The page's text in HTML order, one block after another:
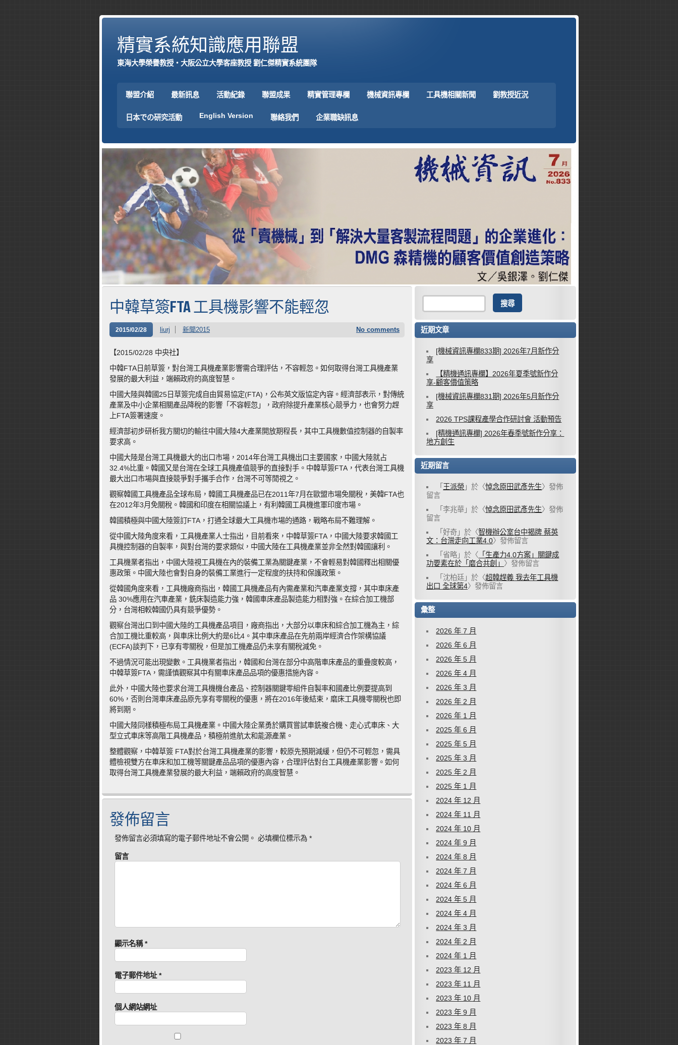
精實系統知識應用聯盟
東海大學榮譽教授‧大阪公立大學客座教授 劉仁傑精實系統團隊
聯盟介紹 最新訊息 活動紀錄 聯盟成果 精實管理專欄 機械資訊專欄 工具機相關新聞 劉教授近況
日本での研究活動 English Version 聯絡我們 企業職缺訊息
中韓草簽FTA 工具機影響不能輕忽
2015/02/28 liurj 新聞2015 No comments
【2015/02/28 中央社】
中韓FTA日前草簽，對台灣工具機產業影響需合理評估，不容輕忽。如何取得台灣工具機產業
發展的最大利益，端賴政府的高度智慧。
中國大陸與韓國25日草簽完成自由貿易協定(FTA)，公布英文版協定內容。經濟部表示，對傳統
產業及中小企業相關產品降稅的影響「不容輕忽」，政府除提升產業核心競爭力，也會努力趕
上FTA簽署速度。
經濟部初步研析我方關切的輸往中國大陸4大產業開放期程長，其中工具機數值控制器的自製率
要求高。
中國大陸是台灣工具機最大的出口市場，2014年台灣工具機出口主要國家，中國大陸就占
32.4%比重。韓國又是台灣在全球工具機產值競爭的直接對手。中韓草簽FTA，代表台灣工具機
最大出口市場與直接競爭對手攜手合作，台灣不可等閒視之。
觀察韓國工具機產品全球布局，韓國工具機產品已在2011年7月在歐盟市場免關稅，美韓FTA也
在2012年3月免關稅。韓國和印度在相關協議上，有利韓國工具機進軍印度市場。
韓國積極與中國大陸簽訂FTA，打通全球最大工具機市場的通路，戰略布局不難理解。
從中國大陸角度來看，工具機產業人士指出，目前看來，中韓草簽FTA，中國大陸要求韓國工
具機控制器的自製率，與對台灣的要求類似，中國大陸在工具機產業並非全然對韓國讓利。
工具機業者指出，中國大陸視工具機在內的裝備工業為關鍵產業，不會輕易對韓國釋出相關優
惠政策。中國大陸也會對自身的裝備工業進行一定程度的扶持和保護政策。
從韓國角度來看，工具機廠商指出，韓國工具機產品有內需產業和汽車產業支撐，其中車床產
品 30%應用在汽車產業，銑床製造能力強，韓國車床產品製造能力相對強。在綜合加工機部
分，台灣相較韓國仍具有競爭優勢。
觀察台灣出口到中國大陸的工具機產品項目，廠商指出，大部分以車床和綜合加工機為主，綜
合加工機比重較高，與車床比例大約是6比4。其中車床產品在先前兩岸經濟合作架構協議
(ECFA)談判下，已享有零關稅，但是加工機產品仍未享有關稅減免。
不過情況可能出現變數。工具機業者指出，韓國和台灣在部分中高階車床產品的重疊度較高，
中韓草簽FTA，需謹慎觀察其中有關車床產品品項的優惠措施內容。
此外，中國大陸也要求台灣工具機機台產品、控制器關鍵零組件自製率和國產比例要提高到
60%，否則台灣車床產品原先享有零關稅的優惠，將在2016年後結束，磨床工具機零關稅也即
將到期。
中國大陸同樣積極布局工具機產業。中國大陸企業勇於購買嘗試車銑複合機、走心式車床、大
型立式車床等高階工具機產品，積極前進航太和能源產業。
整體觀察，中韓草簽 FTA對於台灣工具機產業的影響，較原先預期減緩，但仍不可輕忽，需具
體檢視雙方在車床和加工機等關鍵產品品項的優惠內容，合理評估對台工具機產業影響。如何
取得台灣工具機產業發展的最大利益，端賴政府的高度智慧。
發佈留言
發佈留言必須填寫的電子郵件地址不會公開。 必填欄位標示為 *
留言
顯示名稱*
電子郵件地址*
個人網站網址
近期文章
[機械資訊專欄833期] 2026年7月新作分
享
【精機通訊專欄】2026年夏季號新作分
享-顧客價值策略
[機械資訊專欄831期] 2026年5月新作分
享
2026 TPS課程產學合作研討會 活動預告
[精機通訊專欄] 2026年春季號新作分享：
地方創生
近期留言
「 王派榮 」於〈悼念原田武彥先生〉發佈
留言
「李兆華 」於〈悼念原田武彥先生〉發佈
留言
「好奇 」於〈智機辦公室台中揭牌 蔡英
文：台灣走向工業4.0〉發佈留言
「 省略 」於〈 「生產力4.0方案」關鍵成
功要素在於「磨合共創」 〉發佈留言
「 沈柏廷 」於〈超韓趕義 我去年工具機
出口 全球第4〉發佈留言
彙整
2026 年 7 月
2026 年 6 月
2026 年 5 月
2026 年 4 月
2026 年 3 月
2026 年 2 月
2026 年 1 月
2025 年 6 月
2025 年 5 月
2025 年 3 月
2025 年 2 月
2025 年 1 月
2024 年 12 月
2024 年 11 月
2024 年 10 月
2024 年 9 月
2024 年 8 月
2024 年 7 月
2024 年 6 月
2024 年 5 月
2024 年 4 月
2024 年 3 月
2024 年 2 月
2024 年 1 月
2023 年 12 月
2023 年 11 月
2023 年 10 月
2023 年 9 月
2023 年 8 月
2023 年 7 月